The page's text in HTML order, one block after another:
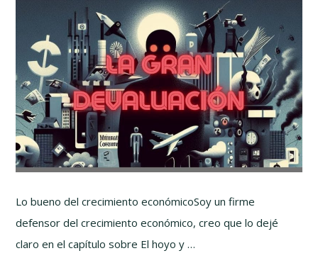
Lo bueno del crecimiento económicoSoy un firme
defensor del crecimiento económico, creo que lo dejé
claro en el capítulo sobre El hoyo y …